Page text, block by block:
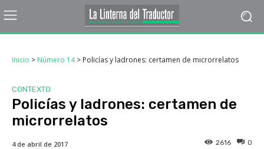
Inicio > Número 14> Policías y ladrones: certamen de microrrelatos
CONTEXTO
Policías y ladrones: certamen de
microrrelatos
4 de abril de 2017 0
2616